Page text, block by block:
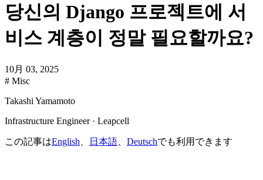
당신의 Django 프로젝트에 서
비스 계층이 정말 필요할까요?
10月 03, 2025
# Misc
Takashi Yamamoto
Infrastructure Engineer · Leapcell
この記事はEnglish 日本語 Deutschでも利用できます